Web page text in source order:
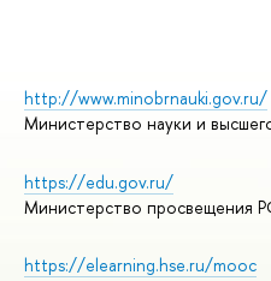
http://www.minobrnauki.gov.ru/
Министерство науки и
https://edu.gov.ru/
Министерство просвещения
https://elearning.hse.ru/mooc